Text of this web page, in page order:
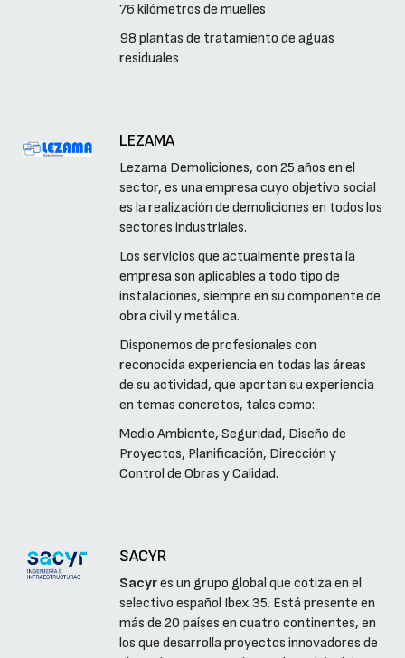
76 kilómetros de muelles
98 plantas de tratamiento de aguas
residuales
LEZAMA
Lezama Demoliciones, con 25 años en el
sector, es una empresa cuyo objetivo social
es la realización de demoliciones en todos los
sectores industriales.
Los servicios que actualmente presta la
empresa son aplicables a todo tipo de
instalaciones, siempre en su componente de
obra civil y metálica.
Disponemos de profesionales con
reconocida experiencia en todas las áreas
de su actividad, que aportan su experiencia
en temas concretos, tales como:
Medio Ambiente, Seguridad, Diseño de
Proyectos, Planificación, Dirección y
Control de Obras y Calidad.
SACYR
Sacyres un grupo global que cotiza en el
selectivo español Ibex 35. Está presente en
más de 20 países en cuatro continentes, en
los que desarrolla proyectos innovadores de